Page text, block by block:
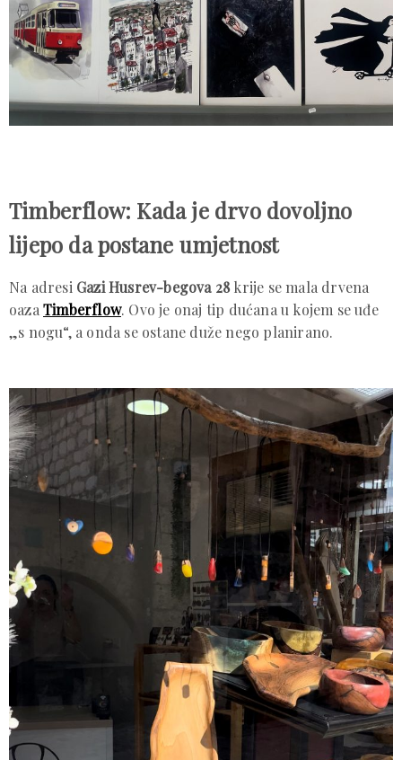
Timberflow: Kada je drvo dovoljno
lijepo da postane umjetnost
Na adresi Gazi Husrev-begova 28krije se mala drvena
oaza Timberflow. Ovo je onaj tip dućana u kojem se uđe
„s nogu“, a onda se ostane duže nego planirano.